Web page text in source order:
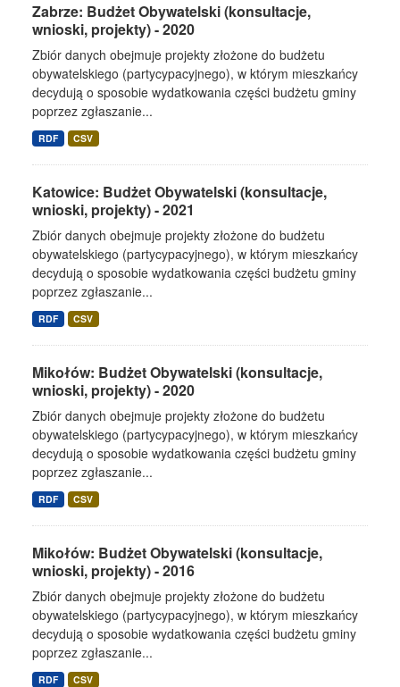
Zabrze: Budżet Obywatelski (konsultacje,
wnioski, projekty) - 2020
Zbiór danych obejmuje projekty złożone do budżetu
obywatelskiego (partycypacyjnego), w którym mieszkańcy
decydują o sposobie wydatkowania części budżetu gminy
poprzez zgłaszanie...
RDF CSV
Katowice: Budżet Obywatelski (konsultacje,
wnioski, projekty) - 2021
Zbiór danych obejmuje projekty złożone do budżetu
obywatelskiego (partycypacyjnego), w którym mieszkańcy
decydują o sposobie wydatkowania części budżetu gminy
poprzez zgłaszanie...
RDF CSV
Mikołów: Budżet Obywatelski (konsultacje,
wnioski, projekty) - 2020
Zbiór danych obejmuje projekty złożone do budżetu
obywatelskiego (partycypacyjnego), w którym mieszkańcy
decydują o sposobie wydatkowania części budżetu gminy
poprzez zgłaszanie...
RDF CSV
Mikołów: Budżet Obywatelski (konsultacje,
wnioski, projekty) - 2016
Zbiór danych obejmuje projekty złożone do budżetu
obywatelskiego (partycypacyjnego), w którym mieszkańcy
decydują o sposobie wydatkowania części budżetu gminy
poprzez zgłaszanie...
RDF CSV